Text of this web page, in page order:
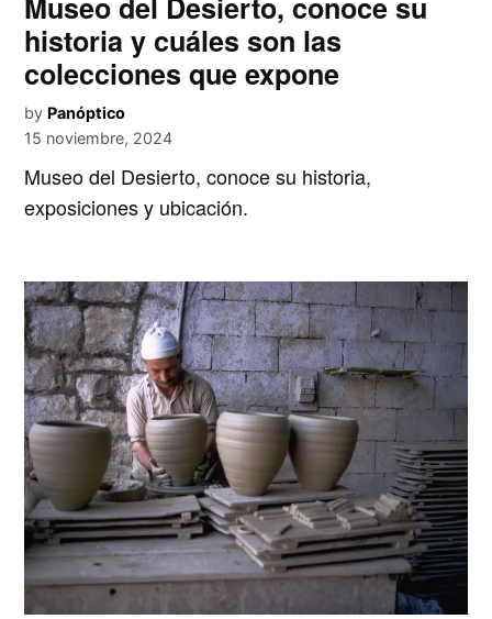
Museo del Desierto, conoce su
historia y cuáles son las
colecciones que expone
by Panóptico
15 noviembre, 2024
Museo del Desierto, conoce su historia,
exposiciones y ubicación.